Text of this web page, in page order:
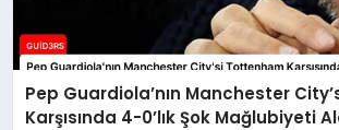
Pep Guardiola’nın Manchester
Karşısında 4-0’lık Şok Mağlubiyeti